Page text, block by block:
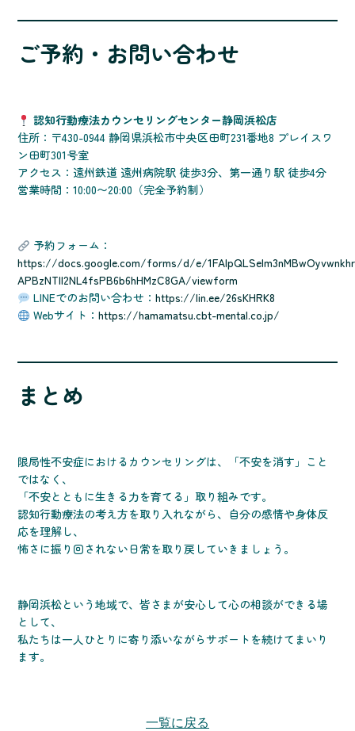
ご予約・お問い合わせ
認知行動療法カウンセリングセンター静岡浜松店
住所：〒430-0944 静岡県浜松市中央区田町231番地8 プレイスワ
ン田町301号室
アクセス：遠州鉄道 遠州病院駅 徒歩3分、第一通り駅 徒歩4分
営業時間：10:00〜20:00（完全予約制）
予約フォーム：
https://docs.google.com/forms/d/e/
APBzNTll2NL4fsPB6b6hHMzC8GA/viewform
LINEでのお問い合わせ：https://lin.ee/26sKHRK8
Webサイト：https://hamamatsu.cbt-mental.co.jp/
まとめ
限局性不安症におけるカウンセリングは、「不安を消す」こと
ではなく、
「不安とともに生きる力を育てる」取り組みです。
認知行動療法の考え方を取り入れながら、自分の感情や身体反
応を理解し、
怖さに振り回されない日常を取り戻していきましょう。
静岡浜松という地域で、皆さまが安心して心の相談ができる場
として、
私たちは一人ひとりに寄り添いながらサポートを続けてまいり
ます。
一覧に戻る